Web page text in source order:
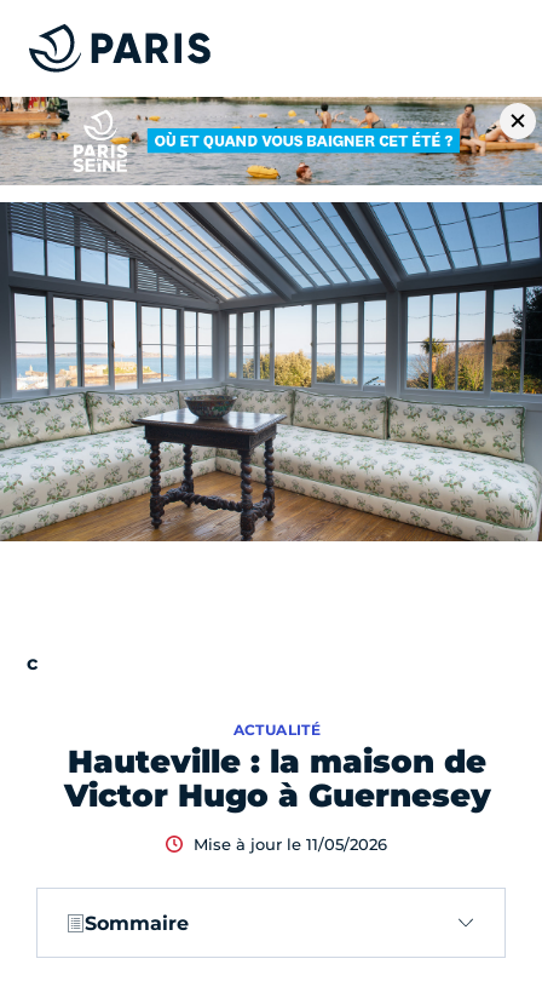
Hauteville : la maison de
Victor Hugo à Guernesey
ACTUALITÉ
Mise à jour le 11/05/2026
Sommaire